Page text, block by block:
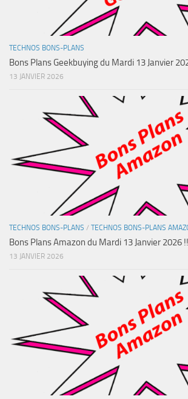
TECHNOS BONS-PLANS
Bons Plans Geekbuying du Mardi 13 Janvier
13 JANVIER 2026
TECHNOS BONS-PLANS / TECHNOS BONS-PLANS
Bons Plans Amazon du Mardi 13 Janvier 2026
13 JANVIER 2026